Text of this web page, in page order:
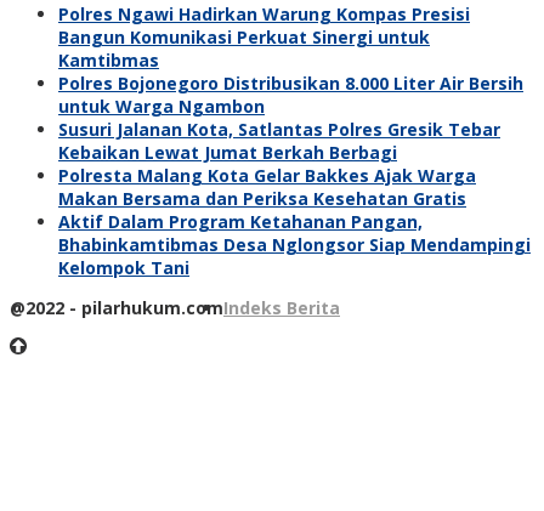
Polres Ngawi Hadirkan Warung Kompas Presisi
Bangun Komunikasi Perkuat Sinergi untuk
Kamtibmas
Polres Bojonegoro Distribusikan 8.000 Liter Air Bersih
untuk Warga Ngambon
Susuri Jalanan Kota, Satlantas Polres Gresik Tebar
Kebaikan Lewat Jumat Berkah Berbagi
Polresta Malang Kota Gelar Bakkes Ajak Warga
Makan Bersama dan Periksa Kesehatan Gratis
Aktif Dalam Program Ketahanan Pangan,
Bhabinkamtibmas Desa Nglongsor Siap Mendampingi
Kelompok Tani
@2022 - pilarhukum.comIndeks Berita